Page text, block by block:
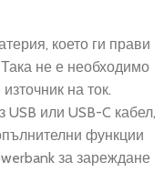
което ги прави
не е необходимо
на ток.
или USB-C кабел,
функции
за зареждане